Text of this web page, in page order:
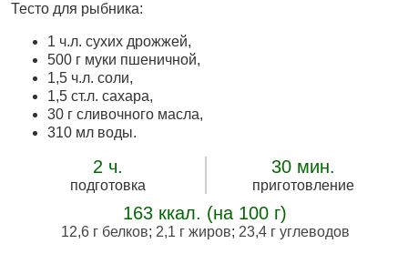
Тесто для рыбника:
1 ч.л. сухих дрожжей,
500 г муки пшеничной,
1,5 ч.л. соли,
1,5 ст.л. сахара,
30 г сливочного масла,
310 мл воды.
2 ч.
подготовка
30 мин.
приготовление
163 ккал. (на 100 г)
12,6 г белков; 2,1 г жиров; 23,4 г углеводов